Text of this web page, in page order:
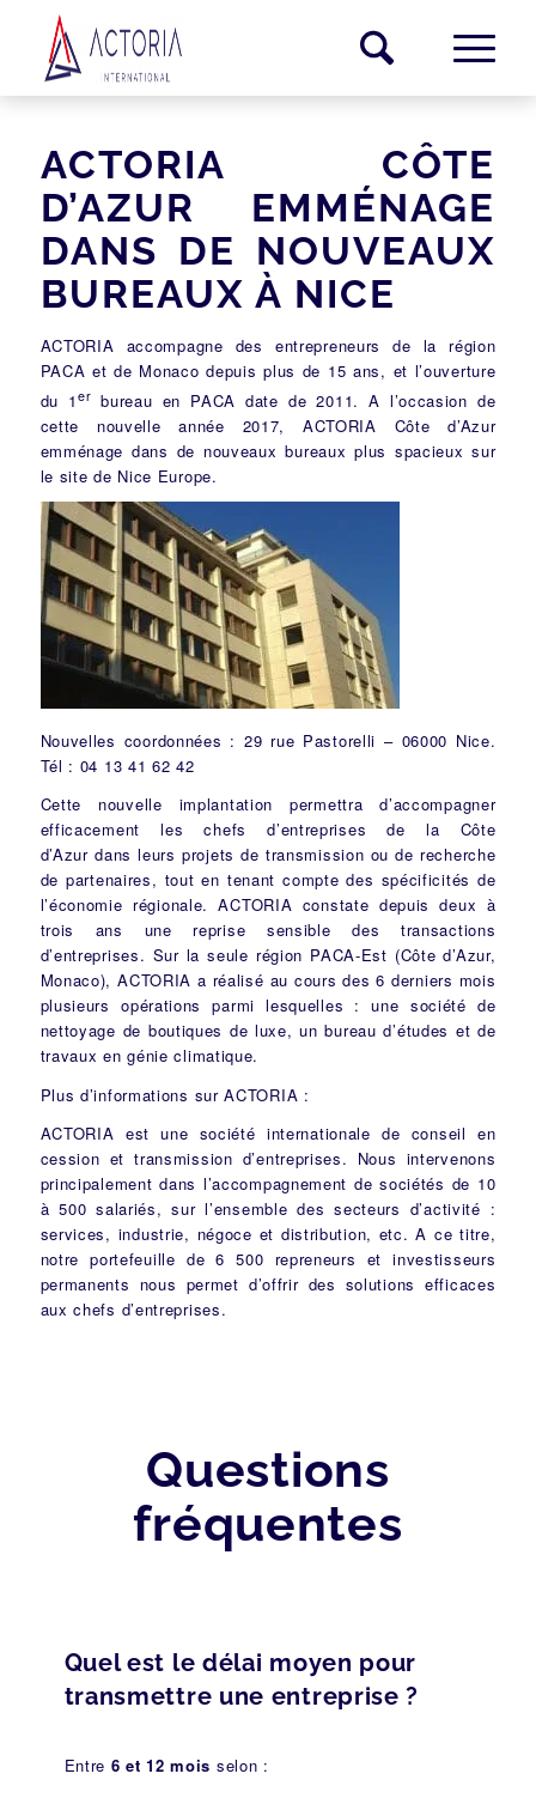
ACTORIA CÔTE
D’AZUR EMMÉNAGE
DANS DE NOUVEAUX
BUREAUX À NICE
ACTORIA accompagne des entrepreneurs de la région
PACA et de Monaco depuis plus de 15 ans, et l’ouverture
du 1 er bureau en PACA date de 2011. A l’occasion de
cette nouvelle année 2017, ACTORIA Côte d’Azur
emménage dans de nouveaux bureaux plus spacieux sur
le site de Nice Europe.
Nouvelles coordonnées : 29 rue Pastorelli – 06000 Nice.
Tél : 04 13 41 62 42
Cette nouvelle implantation permettra d’accompagner
efficacement les chefs d’entreprises de la Côte
d’Azurdans leurs projets de transmission ou de recherche
de partenaires, tout en tenant compte des spécificités de
l’économie régionale. ACTORIA constate depuis deux à
trois ans une reprise sensible des transactions
d’entreprises. Sur la seule région PACA-Est (Côte d’Azur,
Monaco), ACTORIA a réalisé au cours des 6 derniers mois
plusieurs opérations parmi lesquelles : une société de
nettoyage de boutiques de luxe, un bureau d’études et de
travaux en génie climatique.
Plus d’informations sur ACTORIA :
ACTORIA est une société internationale de conseil en
cession et transmission d’entreprises. Nous intervenons
principalement dans l’accompagnement de sociétés de 10
à 500 salariés, sur l’ensemble des secteurs d’activité :
services, industrie, négoce et distribution, etc. A ce titre,
notre portefeuille de 6 500 repreneurs et investisseurs
permanents nous permet d’offrir des solutions efficaces
aux chefs d’entreprises.
Questions
fréquentes
Quel est le délai moyen pour
transmettre une entreprise ?
Entre 6 et 12 mois selon :